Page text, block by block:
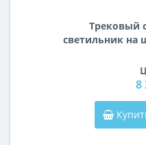
Трековый
светильник на
8